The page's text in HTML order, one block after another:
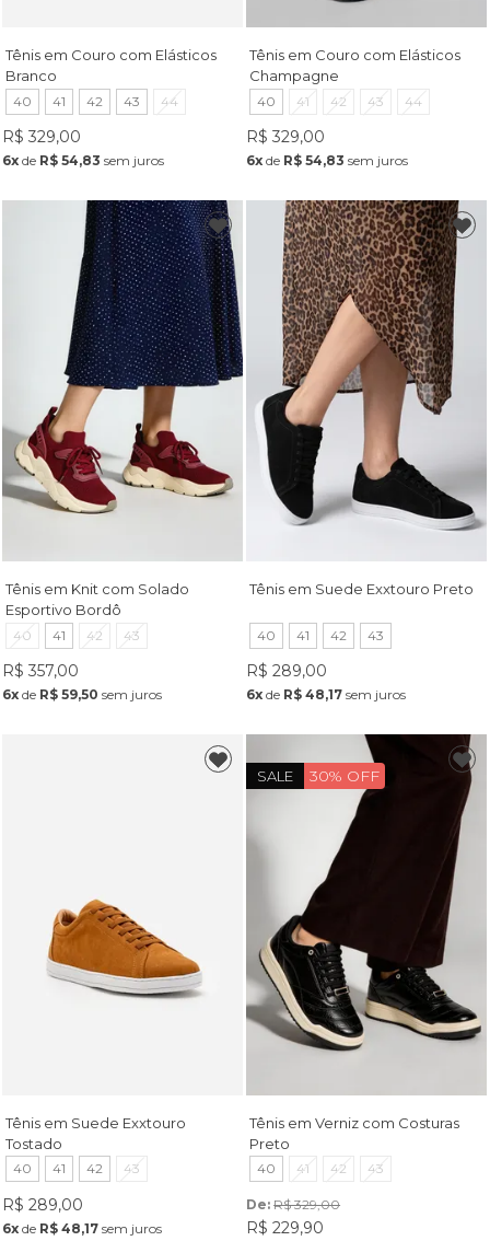
Tênis em Couro com Elásticos
Branco
40 41 42 43 44
R$ 329,00
6xde R$ 54,83 sem juros
Tênis em Couro com Elásticos
Champagne
40 41 42 43 44
R$ 329,00
6x de R$ 54,83 sem juros
Tênis em Knit com Solado
Esportivo Bordô
40 41 42 43
R$ 357,00
6xde R$ 59,50 sem juros
Tênis em Suede Exxtouro Preto
40 41 42 43
R$ 289,00
6x de R$ 48,17 sem juros
Tênis em Suede Exxtouro
Tostado
40 41 42 43
R$ 289,00
6xde R$ 48,17sem juros
SALE 30% OFF
Tênis em Verniz com Costuras
Preto
40 41 42 43
De: R$ 329,00
R$ 229,90